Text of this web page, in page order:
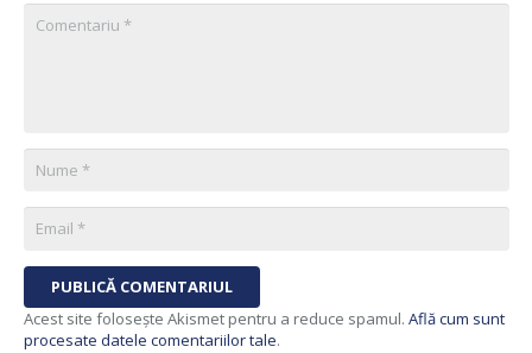
PUBLICĂ COMENTARIUL
Acest site folosește Akismet pentru a reduce spamul. Află cum sunt
procesate datele comentariilor tale.